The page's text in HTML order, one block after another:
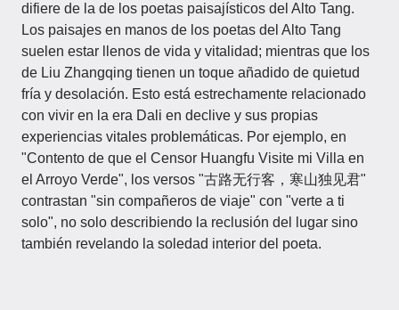
difiere de la de los poetas paisajísticos del Alto Tang.
Los paisajes en manos de los poetas del Alto Tang
suelen estar llenos de vida y vitalidad; mientras que los
de Liu Zhangqing tienen un toque añadido de quietud
fría y desolación. Esto está estrechamente relacionado
con vivir en la era Dali en declive y sus propias
experiencias vitales problemáticas. Por ejemplo, en
"Contento de que el Censor Huangfu Visite mi Villa en
el Arroyo Verde", los versos "古路无行客，寒山独见君"
contrastan "sin compañeros de viaje" con "verte a ti
solo", no solo describiendo la reclusión del lugar sino
también revelando la soledad interior del poeta.